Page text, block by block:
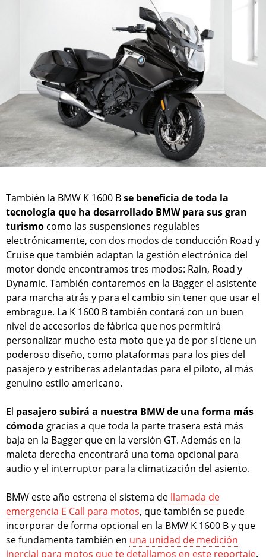
También la BMW K 1600 Bse beneficia de toda la
tecnología que ha desarrollado BMW para sus gran
turismo como las suspensiones regulables
electrónicamente, con dos modos de conducción Road y
Cruise que también adaptan la gestión electrónica del
motor donde encontramos tres modos: Rain, Road y
Dynamic. También contaremos en la Bagger el asistente
para marcha atrás y para el cambio sin tener que usar el
embrague. La K 1600 B también contará con un buen
nivel de accesorios de fábrica que nos permitirá
personalizar mucho esta moto que ya de por sí tiene un
poderoso diseño, como plataformas para los pies del
pasajero y estriberas adelantadas para el piloto, al más
genuino estilo americano.
El pasajero subirá a nuestra BMW de una forma más
cómoda gracias a que toda la parte trasera está más
baja en la Bagger que en la versión GT. Además en la
maleta derecha encontrará una toma opcional para
audio y el interruptor para la climatización del asiento.
BMW este año estrena el sistema de llamada de
emergencia E Call para motos, que también se puede
incorporar de forma opcional en la BMW K 1600 B y que
se fundamenta también en una unidad de medición
inercial para motos que te detallamos en este reportaje.